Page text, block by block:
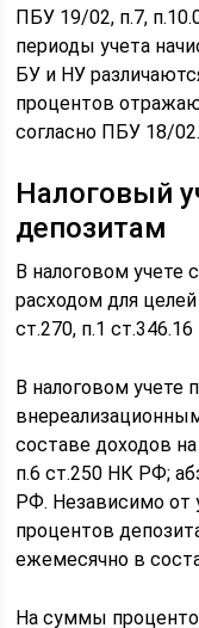
ПБУ 19/02, п.7,
периоды учета
БУ и НУ
процентов
согласно ПБУ 18/02.
Налоговый
депозитам
В налоговом учете
расходом для
ст.270, п.1
В налоговом учете
составе доходов
п.6 ст.250 НК РФ;
РФ. Независимо от
процентов
ежемесячно в
На суммы